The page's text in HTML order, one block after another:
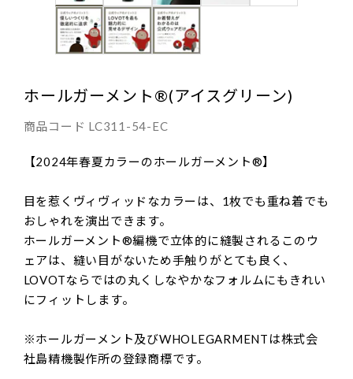
ホールガーメント®(アイスグリーン)
商品コード LC311-54-EC
【2024年春夏カラーのホールガーメント®】
目を惹くヴィヴィッドなカラーは、1枚でも重ね着でも
おしゃれを演出できます。
ホールガーメント®編機で立体的に縫製されるこのウ
ェアは、縫い目がないため手触りがとても良く、
LOVOTならではの丸くしなやかなフォルムにもきれい
にフィットします。
※ホールガーメント及びWHOLEGARMENTは株式会
社島精機製作所の登録商標です。